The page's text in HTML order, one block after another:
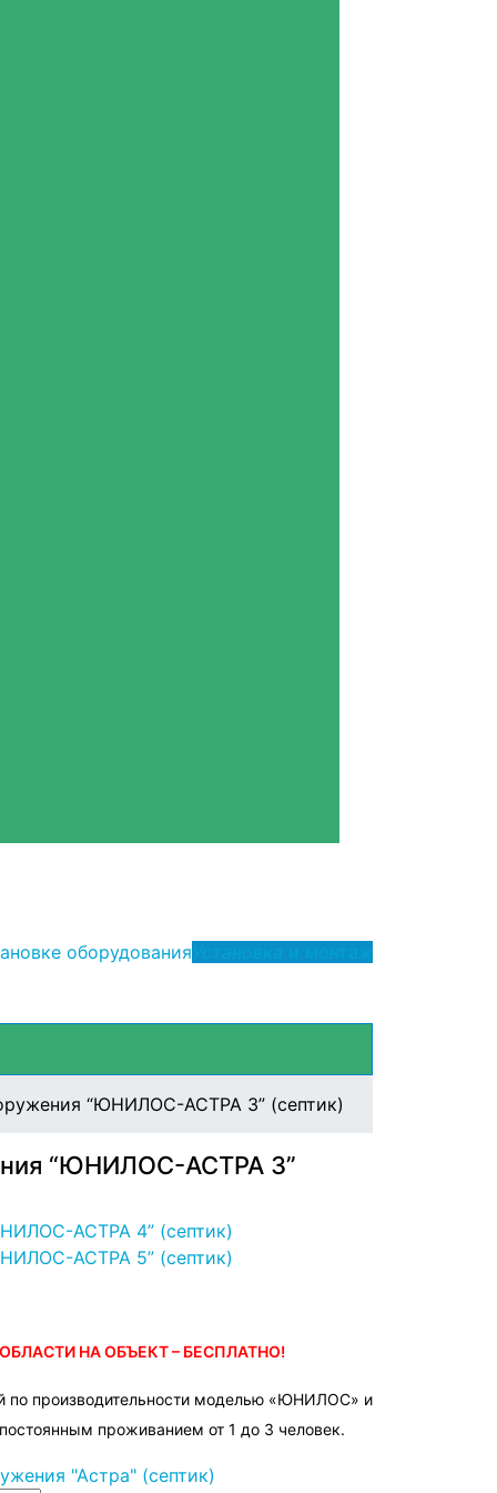
оборудования
“ЮНИЛОС-АСТРА 3” (септик)
“ЮНИЛОС-АСТРА 3”
АСТРА 4” (септик)
АСТРА 5” (септик)
НА ОБЪЕКТ – БЕСПЛАТНО!
по производительности моделью «ЮНИЛОС» и
проживанием от 1 до 3 человек.
"Астра" (септик)